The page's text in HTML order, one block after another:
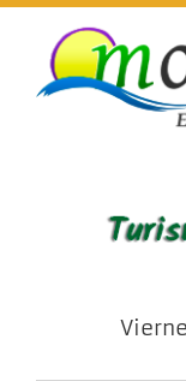
Skip
content